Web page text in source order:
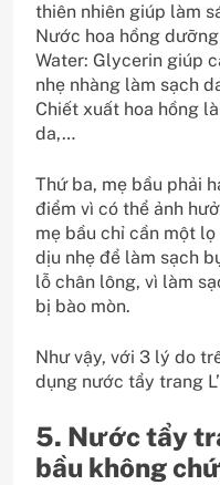
thiên nhiên giúp làm
Nước hoa hồng
Water: Glycerin giúp
nhẹ nhàng làm sạch
Chiết xuất hoa hồng
da,…
Thứ ba, mẹ bầu phải
điểm vì có thể ảnh
mẹ bầu chỉ cần một
dịu nhẹ để làm sạch
lỗ chân lông, vì làm
bị bào mòn.
Như vậy, với 3 lý do
dụng nước tẩy trang
5. Nước tẩy
bầu không